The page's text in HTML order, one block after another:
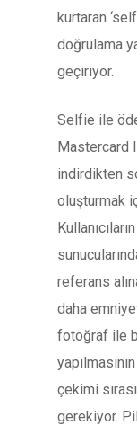
kurtaran
doğrulama
geçiriyor.
Selfie ile
Mastercard
indirdikten
oluşturmak
referans
daha
fotoğraf ile
çekimi
gerekiyor.